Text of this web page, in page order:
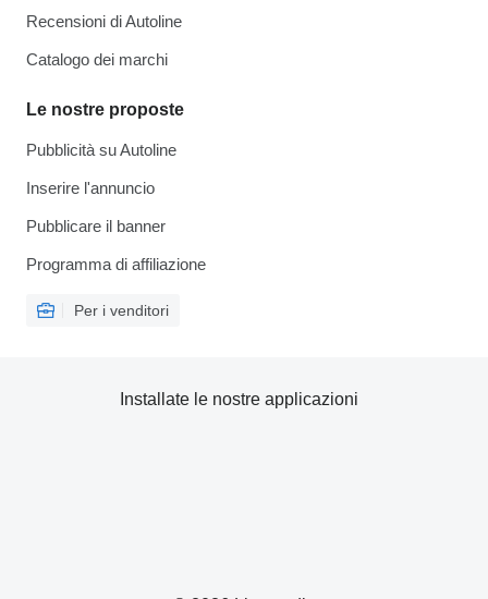
Recensioni di Autoline
Catalogo dei marchi
Le nostre proposte
Pubblicità su Autoline
Inserire l'annuncio
Pubblicare il banner
Programma di affiliazione
Per i venditori
Installate le nostre applicazioni